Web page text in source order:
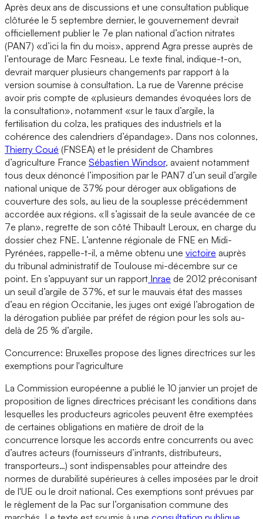
Après deux ans de discussions et une consultation publique
clôturée le 5 septembre dernier, le gouvernement devrait
officiellement publier le 7e plan national d’action nitrates
(PAN7) «d’ici la fin du mois», apprend Agra presse auprès de
l’entourage de Marc Fesneau. Le texte final, indique-t-on,
devrait marquer plusieurs changements par rapport à la
version soumise à consultation. La rue de Varenne précise
avoir pris compte de «plusieurs demandes évoquées lors de
la consultation», notamment «sur le taux d’argile, la
fertilisation du colza, les pratiques des industriels et la
cohérence des calendriers d’épandage». Dans nos colonnes,
Thierry Coué (FNSEA) et le président de Chambres
d’agriculture France Sébastien Windsor, avaient notamment
tous deux dénoncé l’imposition par le PAN7 d’un seuil d’argile
national unique de 37% pour déroger aux obligations de
couverture des sols, au lieu de la souplesse précédemment
accordée aux régions. «Il s’agissait de la seule avancée de ce
7e plan», regrette de son côté Thibault Leroux, en charge du
dossier chez FNE. L’antenne régionale de FNE en Midi-
Pyrénées, rappelle-t-il, a même obtenu une victoire auprès
du tribunal administratif de Toulouse mi-décembre sur ce
point. En s’appuyant sur un rapport Inrae de 2012 préconisant
un seuil d’argile de 37%, et sur le mauvais état des masses
d’eau en région Occitanie, les juges ont exigé l’abrogation de
la dérogation publiée par préfet de région pour les sols au-
delà de 25 % d’argile.
Concurrence: Bruxelles propose des lignes directrices sur les
exemptions pour l'agriculture
La Commission européenne a publié le 10 janvier un projet de
proposition de lignes directrices précisant les conditions dans
lesquelles les producteurs agricoles peuvent être exemptées
de certaines obligations en matière de droit de la
concurrence lorsque les accords entre concurrents ou avec
d’autres acteurs (fournisseurs d’intrants, distributeurs,
transporteurs…) sont indispensables pour atteindre des
normes de durabilité supérieures à celles imposées par le droit
de l'UE ou le droit national. Ces exemptions sont prévues par
le règlement de la Pac sur l’organisation commune des